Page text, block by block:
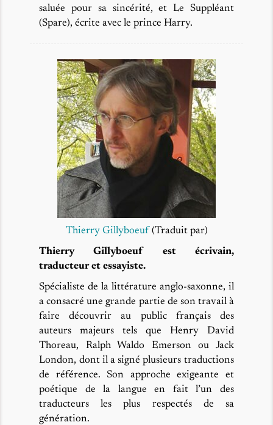
saluée pour sa sincérité, et Le Suppléant
(Spare), écrite avec le prince Harry.
Thierry Gillyboeuf (Traduit par)
Thierry Gillyboeuf est écrivain,
traducteur et essayiste.
Spécialiste de la littérature anglo-saxonne, il
a consacré une grande partie de son travail à
faire découvrir au public français des
auteurs majeurs tels que Henry David
Thoreau, Ralph Waldo Emerson ou Jack
London, dont il a signé plusieurs traductions
de référence. Son approche exigeante et
poétique de la langue en fait l’un des
traducteurs les plus respectés de sa
génération.